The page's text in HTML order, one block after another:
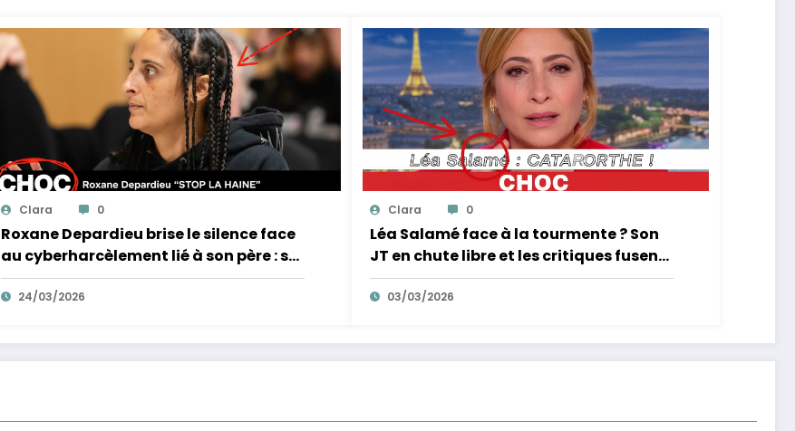
Clara 0
Roxane Depardieu brise le silence face
au cyberharcèlement lié à son père : sa
réponse inattendue !
24/03/2026
Clara 0
Léa Salamé face à la tourmente ? Son
JT en chute libre et les critiques fusent
!
03/03/2026